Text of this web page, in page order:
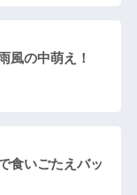
風の中萌え！
食いごたえバッ